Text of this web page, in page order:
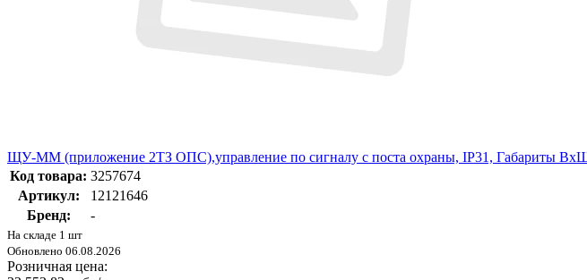
ЩУ-ММ (приложение 2ТЗ ОПС),управление по сигналу с поста охраны, IP31, Габариты
Код товара: 3257674
Артикул:
12121646
Бренд:
-
На складе 1 шт
Обновлено 06.08.2026
Розничная цена: